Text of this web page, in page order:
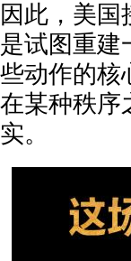
因此，美
是试图重建
些动作的
在某种秩序
实。